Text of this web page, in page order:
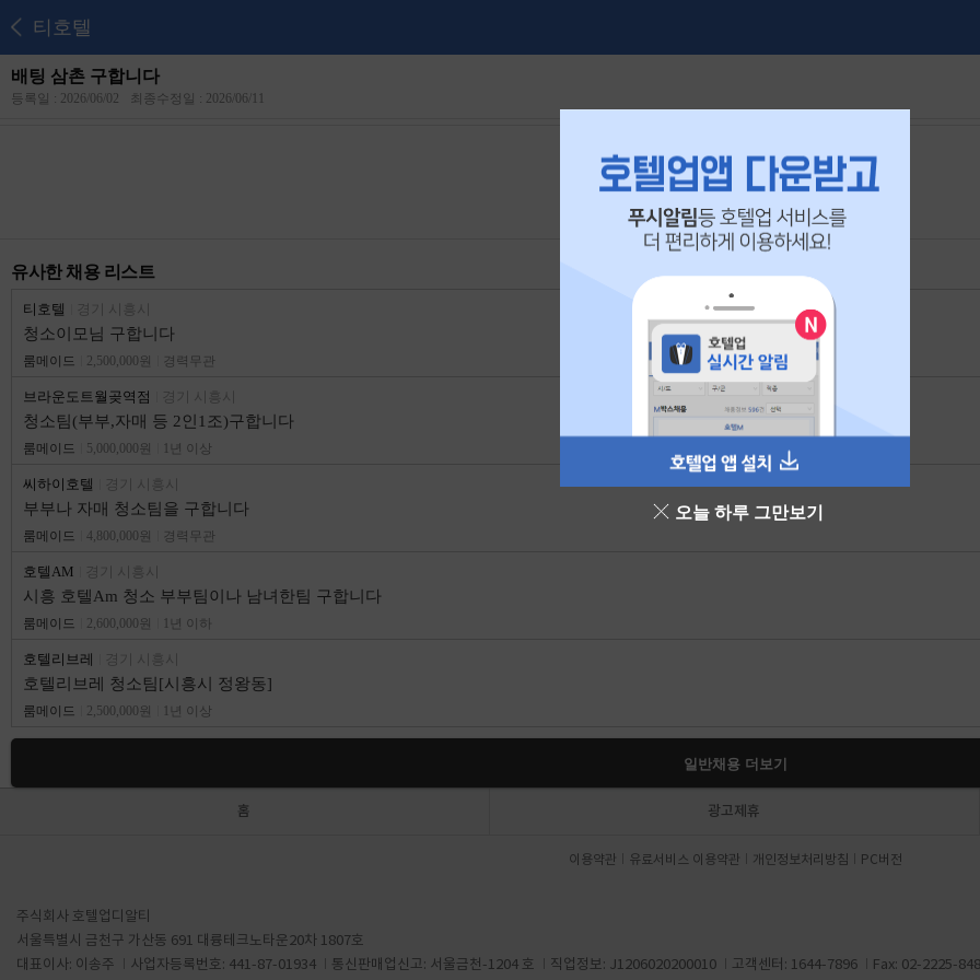
티호텔
배팅 삼촌 구합니다
등록일 : 2026/06/02 최종수정일 : 2026/06/11
본 공고는2026년 06월 21일 에 마감되었습니다.
유사한 채용 리스트
티호텔
청소이모님 구합니다
룸메이드 2,500,000원 경력무관
브라운도트월곶역점
청소팀(부부,자매 등 2인1조)구합니다
룸메이드 5,000,000원 1년 이상
씨하이호텔
부부나 자매 청소팀을 구합니다
룸메이드 4,800,000원 경력무관
호텔AM
시흥 호텔Am 청소 부부팀이나 남녀한팀 구합니다
룸메이드 2,600,000원 1년 이하
호텔리브레
호텔리브레 청소팀[시흥시 정왕동]
룸메이드 2,500,000원 1년 이상
일반채용 더보기
오늘 하루 그만보기
홈 광고제휴
이용약관 유료서비스 이용약관 개인정보처리방침 PC버전
주식회사 호텔업디알티
서울특별시 금천구 가산동 691 대륭테크노타운20차 1807호
대표이사: 이송주
사업자등록번호: 441-87-01934 통신판매업신고: 서울금천-1204 호 직업정보: J1206020200010 고객센터: 1644-7896 Fax: 02-2225-